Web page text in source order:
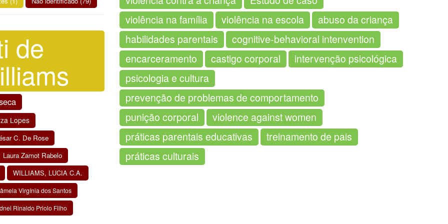
de
Lopes
C. De Rose
Laura Zamot Rabelo
WILLIAMS, LUCIA C.A.
Virgínia dos Santos
Rinaldo Priolo Filho
violência na família
violência na escola
abuso da criança
habilidades parentais
cognitive-behavioral intenvention
encarceramento
castigo corporal
intervenção psicológica
psicologia e cultura
prevenção de problemas de comportamento
punição corporal
violence against women
práticas parentais educativas
treinamento de pais
práticas culturais